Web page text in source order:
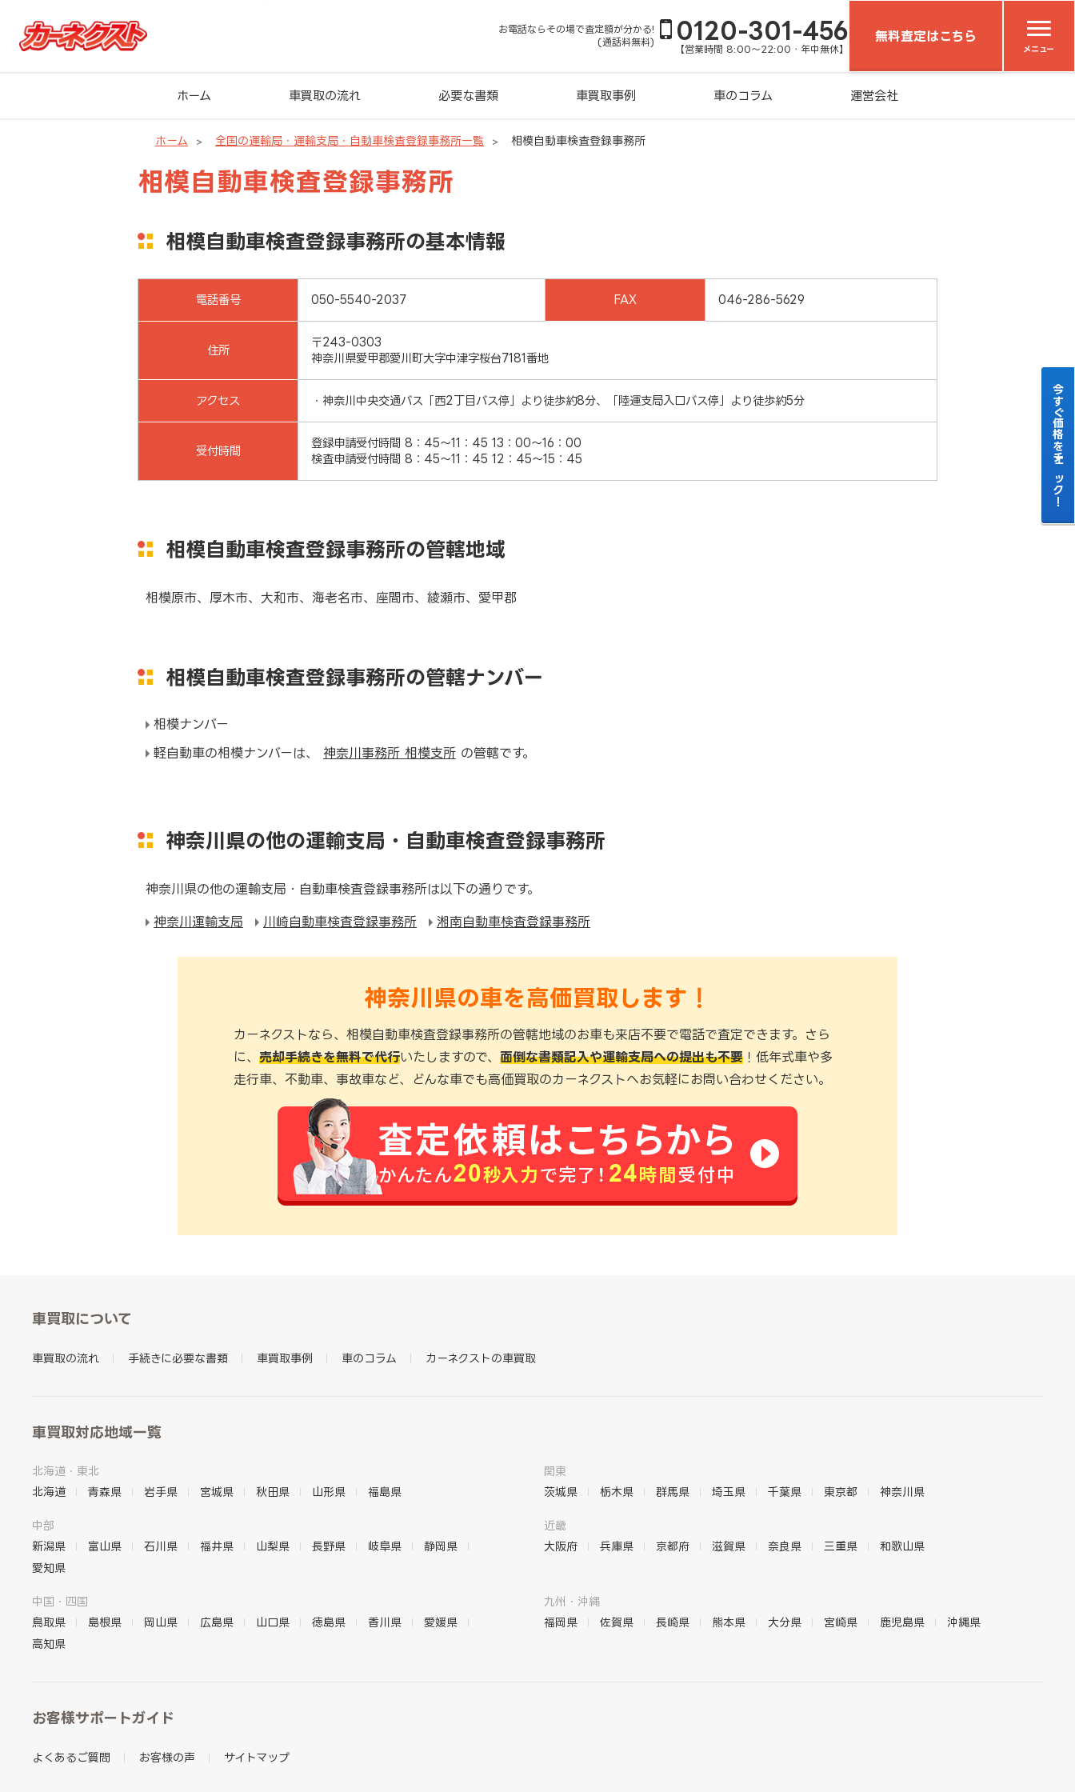
お電話ならその場で査定額が分かる!
(通話料無料)
0120-301-456
【営業時間 8:00～22:00・年中無休】
無料査定はこちら
メニュー
ホーム 車買取の流れ 必要な書類 車買取事例 車のコラム 運営会社
ホーム 全国の運輸局・運輸支局・自動車検査登録事務所一覧 相模自動車検査登録事務所
相模自動車検査登録事務所
相模自動車検査登録事務所の基本情報
電話番号 050-5540-2037 FAX 046-286-5629
住所
〒243-0303
神奈川県愛甲郡愛川町大字中津字桜台7181番地
アクセス ・神奈川中央交通バス「西2丁目バス停」より徒歩約8分、「陸運支局入口バス停」より徒歩約5分
受付時間
登録申請受付時間 8：45～11：45 13：00～16：00
検査申請受付時間 8：45～11：45 12：45～15：45
相模自動車検査登録事務所の管轄地域
相模原市、厚木市、大和市、海老名市、座間市、綾瀬市、愛甲郡
相模自動車検査登録事務所の管轄ナンバー
相模ナンバー
軽自動車の相模ナンバーは、 神奈川事務所 相模支所 の管轄です。
神奈川県の他の運輸支局・自動車検査登録事務所
神奈川県の他の運輸支局・自動車検査登録事務所は以下の通りです。
神奈川運輸支局 川崎自動車検査登録事務所 湘南自動車検査登録事務所
神奈川県の車を高価買取します！
カーネクストなら、相模自動車検査登録事務所の管轄地域のお車も来店不要で電話で査定できます。さら
に、 売却手続きを無料で代行いたしますので、 面倒な書類記入や運輸支局への提出も不要 ！低年式車や多
走行車、不動車、事故車など、どんな車でも高価買取のカーネクストへお気軽にお問い合わせください。
車買取について
車買取の流れ 手続きに必要な書類 車買取事例 車のコラム カーネクストの車買取
車買取対応地域一覧
北海道・東北
北海道
青森県 岩手県 宮城県 秋田県 山形県 福島県
関東
茨城県
栃木県 群馬県 埼玉県 千葉県 東京都 神奈川県
中部
新潟県
富山県 石川県 福井県 山梨県 長野県 岐阜県
静岡県
愛知県
近畿
大阪府
兵庫県 京都府 滋賀県 奈良県 三重県 和歌山県
中国・四国
鳥取県
島根県 岡山県 広島県 山口県 徳島県 香川県
愛媛県
高知県
九州・沖縄
福岡県
佐賀県 長崎県 熊本県 大分県 宮崎県 鹿児島県 沖縄県
お客様サポートガイド
よくあるご質問 お客様の声 サイトマップ
今すぐ価格をチェック！